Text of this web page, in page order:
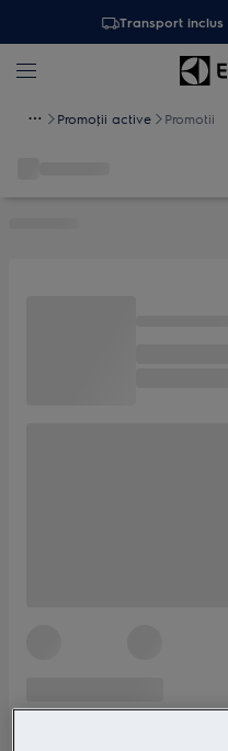
Transport inclus
Promoţii active Promotii